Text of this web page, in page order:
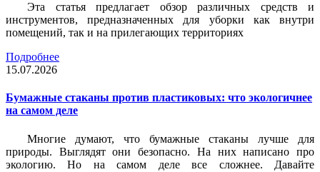
Эта статья предлагает обзор различных средств и
инструментов, предназначенных для уборки как внутри
помещений, так и на прилегающих территориях
Подробнее
15.07.2026
Бумажные стаканы против пластиковых: что экологичнее
на самом деле
Многие думают, что бумажные стаканы лучше для
природы. Выглядят они безопасно. На них написано про
экологию. Но на самом деле все сложнее. Давайте